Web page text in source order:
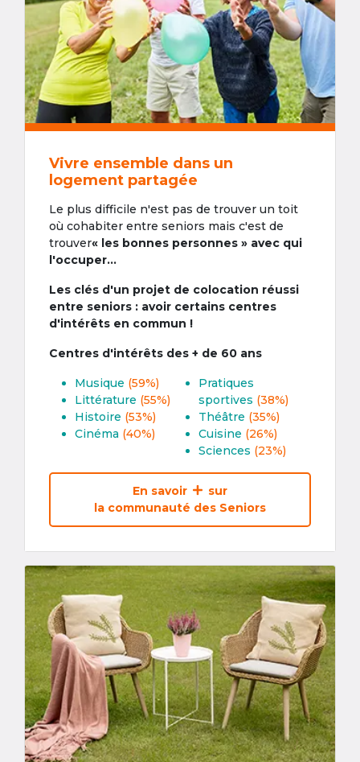
Vivre ensemble dans un
logement partagée
Le plus difficile n'est pas de trouver un toit
où cohabiter entre seniors mais c'est de
trouver« les bonnes personnes » avec qui
l'occuper...
Les clés d'un projet de colocation réussi
entre seniors : avoir certains centres
d'intérêts en commun !
Centres d'intérêts des + de 60 ans
Musique (59%)
Littérature (55%)
Histoire (53%)
Cinéma (40%)
Pratiques
sportives (38%)
Théâtre (35%)
Cuisine (26%)
Sciences (23%)
En savoir
sur
la communauté des Seniors